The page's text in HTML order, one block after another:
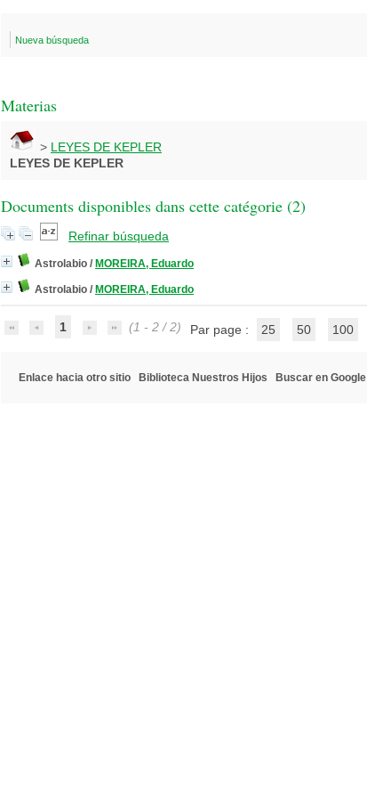
Nueva búsqueda
Materias
> LEYES DE KEPLER
LEYES DE KEPLER
Documents disponibles dans cette catégorie (2)
Refinar búsqueda
Astrolabio / MOREIRA, Eduardo
Astrolabio / MOREIRA, Eduardo
1 (1 - 2 / 2) Par page : 25 50 100
Enlace hacia otro sitio Biblioteca Nuestros Hijos Buscar en Google